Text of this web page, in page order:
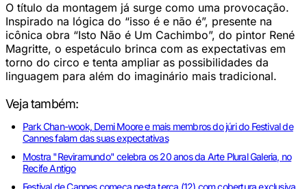
O título da montagem já surge como uma provocação.
Inspirado na lógica do “isso é e não é”, presente na
icônica obra “Isto Não é Um Cachimbo”, do pintor René
Magritte, o espetáculo brinca com as expectativas em
torno do circo e tenta ampliar as possibilidades da
linguagem para além do imaginário mais tradicional.
Veja também:
Park Chan-wook, Demi Moore e mais membros do júri do Festival de
Cannes falam das suas expectativas
Mostra "Reviramundo" celebra os 20 anos da Arte Plural Galeria, no
Recife Antigo
Festival de Cannes começa nesta terça (12) com cobertura exclusiva